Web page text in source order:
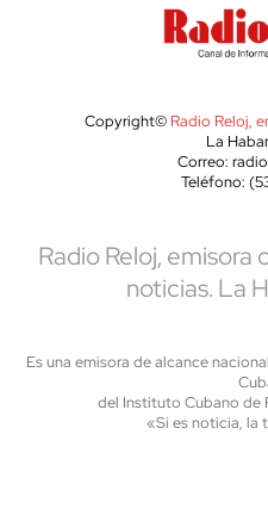
Copyright© Radio Reloj,
La
Correo:
Teléfono:
Radio Reloj, emisora
noticias. La
Es una emisora de alcance
del Instituto Cubano de
«Si es noticia, la